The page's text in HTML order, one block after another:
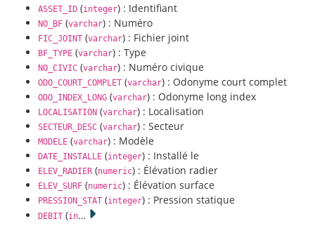
ASSET_ID (integer) : Identifiant
NO_BF (varchar) : Numéro
FIC_JOINT (varchar) : Fichier joint
BF_TYPE (varchar) : Type
NO_CIVIC (varchar) : Numéro civique
ODO_COURT_COMPLET (varchar) : Odonyme court complet
ODO_INDEX_LONG (varchar) : Odonyme long index
LOCALISATION (varchar) : Localisation
SECTEUR_DESC (varchar) : Secteur
MODELE (varchar) : Modèle
DATE_INSTALLE (integer) : Installé le
ELEV_RADIER (numeric) : Élévation radier
ELEV_SURF (numeric) : Élévation surface
PRESSION_STAT (integer) : Pression statique
DEBIT (in…